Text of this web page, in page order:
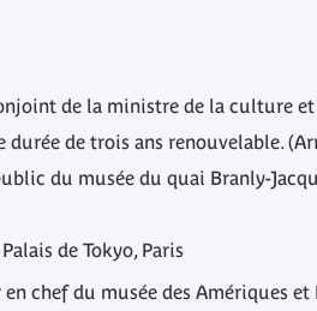
de la ministre de la culture
durée de trois ans renouvelable.
du musée du quai Branly-
de Tokyo, Paris
en chef du musée des Amériques